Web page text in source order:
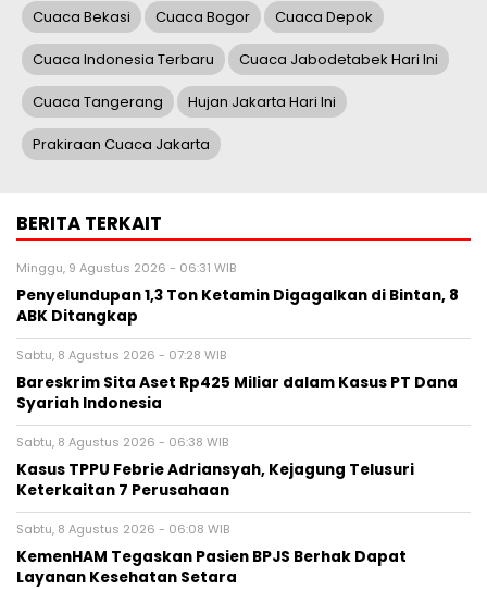
Cuaca Bekasi Cuaca Bogor Cuaca Depok
Cuaca Indonesia Terbaru Cuaca Jabodetabek Hari Ini
Cuaca Tangerang Hujan Jakarta Hari Ini
Prakiraan Cuaca Jakarta
BERITA TERKAIT
Minggu, 9 Agustus 2026 - 06:31 WIB
Penyelundupan 1,3 Ton Ketamin Digagalkan di Bintan, 8
ABK Ditangkap
Sabtu, 8 Agustus 2026 - 07:28 WIB
Bareskrim Sita Aset Rp425 Miliar dalam Kasus PT Dana
Syariah Indonesia
Sabtu, 8 Agustus 2026 - 06:38 WIB
Kasus TPPU Febrie Adriansyah, Kejagung Telusuri
Keterkaitan 7 Perusahaan
Sabtu, 8 Agustus 2026 - 06:08 WIB
KemenHAM Tegaskan Pasien BPJS Berhak Dapat
Layanan Kesehatan Setara